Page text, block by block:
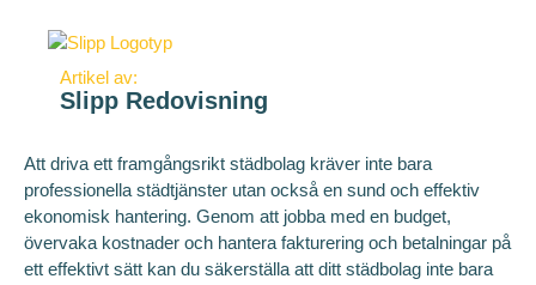
Artikel av:
Slipp Redovisning
Att driva ett framgångsrikt städbolag kräver inte bara
professionella städtjänster utan också en sund och effektiv
ekonomisk hantering. Genom att jobba med en budget,
övervaka kostnader och hantera fakturering och betalningar på
ett effektivt sätt kan du säkerställa att ditt städbolag inte bara